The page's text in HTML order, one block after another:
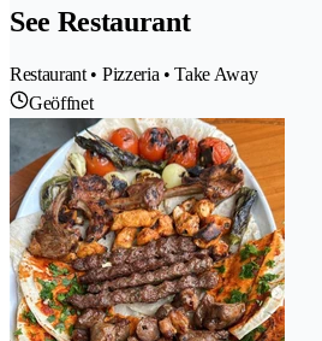
See Restaurant
Restaurant • Pizzeria • Take Away
Geöffnet